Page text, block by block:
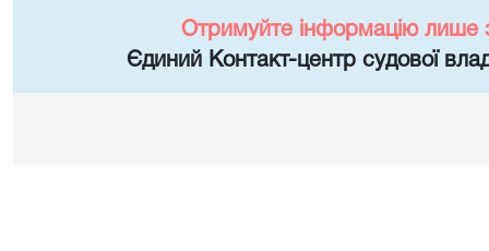
Отримуйте інформацію лише
Єдиний Контакт-центр судової